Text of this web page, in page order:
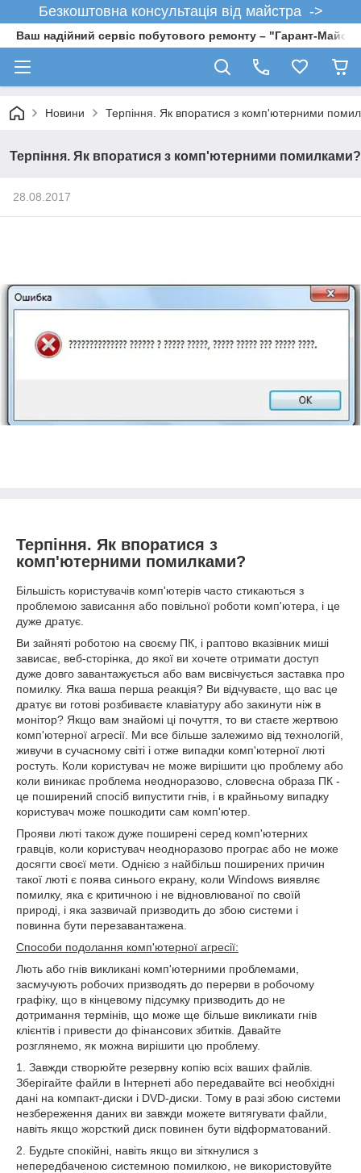
Безкоштовна консультація від майстра ->
Ваш надійний сервіс побутового ремонту – "Гарант-
Новини Терпіння. Як впоратися з комп'ютерними
Терпіння. Як впоратися з комп'ютерними помилками?
28.08.2017
Терпіння. Як впоратися з
комп'ютерними помилками?
Більшість користувачів комп'ютерів часто стикаються з
проблемою зависання або повільної роботи комп'ютера, і це
дуже дратує.
Ви зайняті роботою на своєму ПК, і раптово вказівник миші
зависає, веб-сторінка, до якої ви хочете отримати доступ
дуже довго завантажується або вам висвічується заставка про
помилку. Яка ваша перша реакція? Ви відчуваєте, що вас це
дратує ви готові розбиваєте клавіатуру або закинути ніж в
монітор? Якщо вам знайомі ці почуття, то ви стаєте жертвою
комп'ютерної агресії. Ми все більше залежимо від технологій,
живучи в сучасному світі і отже випадки комп'ютерної люті
ростуть. Коли користувач не може вирішити цю проблему або
коли виникає проблема неодноразово, словесна образа ПК -
це поширений спосіб випустити гнів, і в крайньому випадку
користувач може пошкодити сам комп'ютер.
Прояви люті також дуже поширені серед комп'ютерних
гравців, коли користувач неодноразово програє або не може
досягти своєї мети. Однією з найбільш поширених причин
такої люті є поява синього екрану, коли Windows виявляє
помилку, яка є критичною і не відновлюваної по своїй
природі, і яка зазвичай призводить до збою системи і
повинна бути перезавантажена.
Способи подолання комп'ютерної агресії:
Лють або гнів викликані комп'ютерними проблемами,
засмучують робочих призводять до перерви в робочому
графіку, що в кінцевому підсумку призводить до не
дотримання термінів, що може ще більше викликати гнів
клієнтів і привести до фінансових збитків. Давайте
розглянемо, як можна вирішити цю проблему.
1. Завжди створюйте резервну копію всіх ваших файлів.
Зберігайте файли в Інтернеті або передавайте всі необхідні
дані на компакт-диски і DVD-диски. Тому в разі збою системи
незбереження даних ви завжди можете витягувати файли,
навіть якщо жорсткий диск повинен бути відформатований.
2. Будьте спокійні, навіть якщо ви зіткнулися з
непередбаченою системною помилкою, не використовуйте